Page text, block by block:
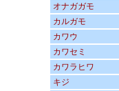
オナガガモ
カルガモ
カワウ
カワセミ
カワラヒワ
キジ